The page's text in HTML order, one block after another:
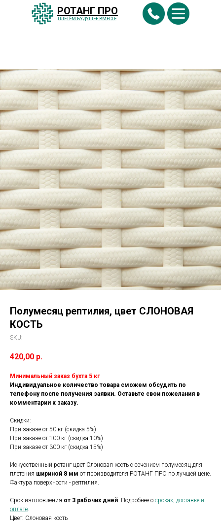
РОТАНГ ПРО
ПЛЕТËМ БУДУЩЕЕ ВМЕСТЕ
Полумесяц рептилия, цвет СЛОНОВАЯ
КОСТЬ
SKU:
420,00 р.
Минимальный заказ бухта 5 кг
Индивидуальное количество товара сможем обсудить по
телефону после получения заявки. Оставьте свои пожелания в
комментарии к заказу.
Скидки:
При заказе от 50 кг (скидка 5%)
При заказе от 100 кг (скидка 10%)
При заказе от 300 кг (скидка 15%)
Искусственный ротанг цвет Слоновая кость с сечением полумесяц для
плетения шириной 8 мм от производителя РОТАНГ ПРО по лучшей цене.
Фактура поверхности - рептилия.
Срок изготовления от 3 рабочих дней. Подробнее о сроках, доставке и
оплате.
Цвет: Слоновая кость